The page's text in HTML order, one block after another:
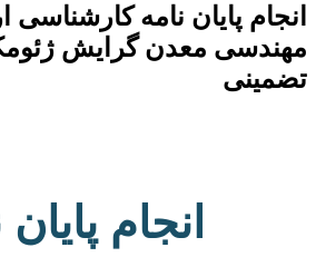
انجام پایان نامه
مهندسی معدن گرایش
تضمینی
انجام